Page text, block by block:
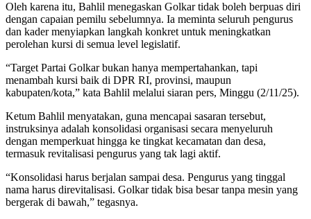
Oleh karena itu, Bahlil menegaskan Golkar tidak boleh berpuas diri
dengan capaian pemilu sebelumnya. Ia meminta seluruh pengurus
dan kader menyiapkan langkah konkret untuk meningkatkan
perolehan kursi di semua level legislatif.
“Target Partai Golkar bukan hanya mempertahankan, tapi
menambah kursi baik di DPR RI, provinsi, maupun
kabupaten/kota,” kata Bahlil melalui siaran pers, Minggu (2/11/25).
Ketum Bahlil menyatakan, guna mencapai sasaran tersebut,
instruksinya adalah konsolidasi organisasi secara menyeluruh
dengan memperkuat hingga ke tingkat kecamatan dan desa,
termasuk revitalisasi pengurus yang tak lagi aktif.
“Konsolidasi harus berjalan sampai desa. Pengurus yang tinggal
nama harus direvitalisasi. Golkar tidak bisa besar tanpa mesin yang
bergerak di bawah,” tegasnya.